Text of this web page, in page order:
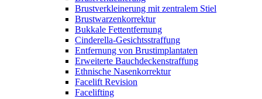
Brustverkleinerung mit zentralem Stiel
Brustwarzenkorrektur
Bukkale Fettentfernung
Cinderella-Gesichtsstraffung
Entfernung von Brustimplantaten
Erweiterte Bauchdeckenstraffung
Ethnische Nasenkorrektur
Facelift Revision
Facelifting